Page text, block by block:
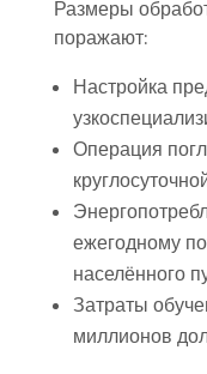
Размеры
поражают:
Настройка
Операция
ежегодному
населённого
Затраты
миллионов